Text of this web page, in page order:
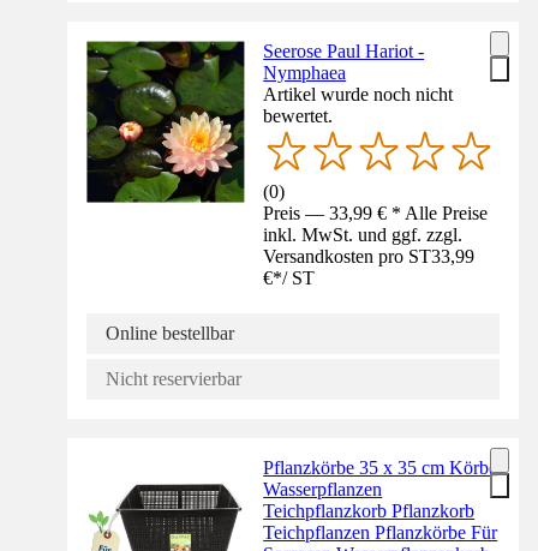
Seerose Paul Hariot -
Nymphaea
Artikel wurde noch nicht
bewertet.
(0)
Preis — 33,99 € * Alle Preise
inkl. MwSt. und ggf. zzgl.
Versandkosten pro ST33,99
€*/ ST
Online bestellbar
Nicht reservierbar
Pflanzkörbe 35 x 35 cm Körbe
Wasserpflanzen
Teichpflanzkorb Pflanzkorb
Teichpflanzen Pflanzkörbe Für